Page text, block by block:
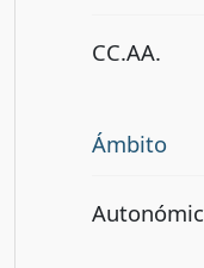
CC.AA.
Ámbito